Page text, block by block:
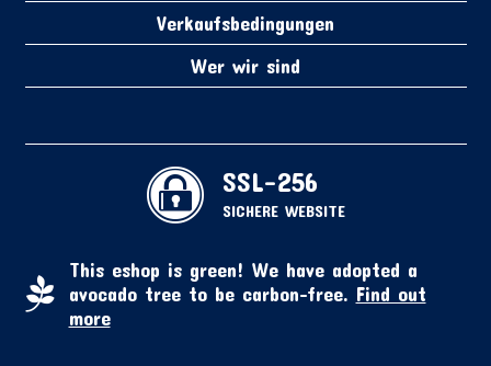
Verkaufsbedingungen
Wer wir sind
SSL-256
SICHERE WEBSITE
This eshop is green! We have adopted a
avocado tree to be carbon-free. Find out
more